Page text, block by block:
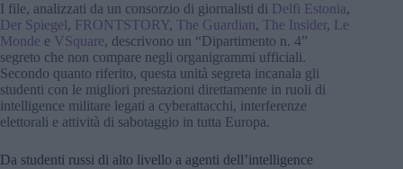
I file, analizzati da un consorzio di giornalisti di Delfi Estonia,
Der Spiegel, FRONTSTORY, The Guardian, The Insider, Le
Monde e VSquare, descrivono un “Dipartimento n. 4”
segreto che non compare negli organigrammi ufficiali.
Secondo quanto riferito, questa unità segreta incanala gli
studenti con le migliori prestazioni direttamente in ruoli di
intelligence militare legati a cyberattacchi, interferenze
elettorali e attività di sabotaggio in tutta Europa.
Da studenti russi di alto livello a agenti dell’intelligence